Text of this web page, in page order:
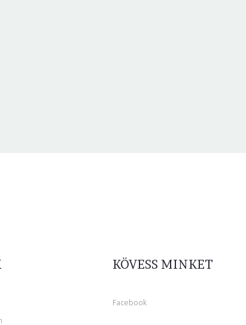
KÖVESS MINKET
Facebook